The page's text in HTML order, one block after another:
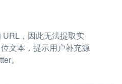
，因此无法提取实
文本，提示用户补充源
。